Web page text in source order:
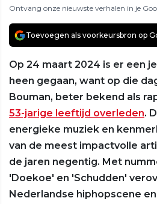
Ontvang onze nieuwste verhalen in je
Toevoegen als voorkeursbron op
Op 24 maart 2024 is er een
heen gegaan, want op die
Bouman, beter bekend als
53-jarige leeftijd overleden.
energieke muziek en
van de meest impactvolle
de jaren negentig. Met
'Doekoe' en 'Schudden'
Nederlandse hiphopscene